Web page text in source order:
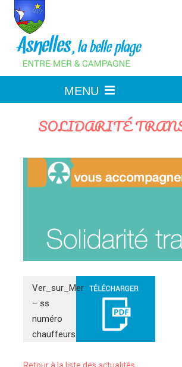
content
SOLIDARITÉ
Ver_sur_Mer
– ss
numéro
chauffeurs